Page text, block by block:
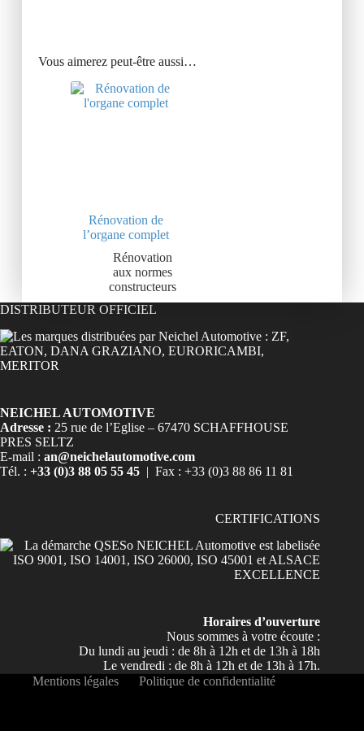
Vous aimerez peut-être aussi…
Rénovation de
l’organe complet
Rénovation
aux normes
constructeurs
DISTRIBUTEUR OFFICIEL
NEICHEL AUTOMOTIVE
Adresse : 25 rue de l’Eglise – 67470 SCHAFFHOUSE
PRES SELTZ
E-mail : an@neichelautomotive.com
Tél. : +33 (0)3 88 05 55 45 | Fax : +33 (0)3 88 86 11 81
CERTIFICATIONS
Horaires d’ouverture
Nous sommes à votre écoute :
Du lundi au jeudi : de 8h à 12h et de 13h à 18h
Le vendredi : de 8h à 12h et de 13h à 17h.
Mentions légales
Politique de confidentialité